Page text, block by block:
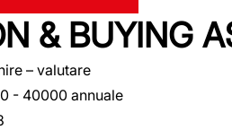
& BUYING
– valutare
- 40000 annuale